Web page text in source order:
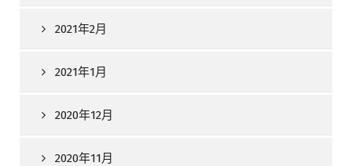
2021年2月
2021年1月
2020年12月
2020年11月